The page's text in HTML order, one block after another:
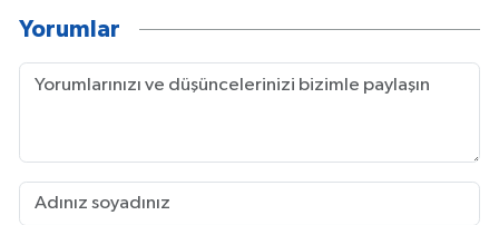
Yorumlar